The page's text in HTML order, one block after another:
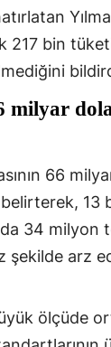
217 bin
milyar
66
belirterek, 13
34 milyon
şekilde arz
ölçüde